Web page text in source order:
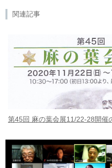
関連記事
第45回 麻の葉会展11/22-28開催